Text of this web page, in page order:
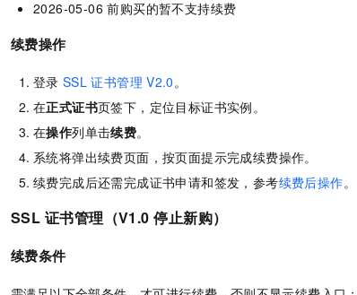
2026-05-06 前购买的暂不支持续费
续费操作
登录 SSL 证书管理 V2.0。
在正式证书页签下，定位目标证书实例。
在操作列单击续费。
系统将弹出续费页面，按页面提示完成续费操作。
续费完成后还需完成证书申请和签发，参考续费后操作。
SSL 证书管理（V1.0 停止新购）
续费条件